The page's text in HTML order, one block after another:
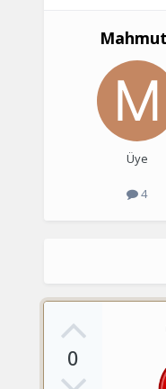
Mahmut
Üye
4
0